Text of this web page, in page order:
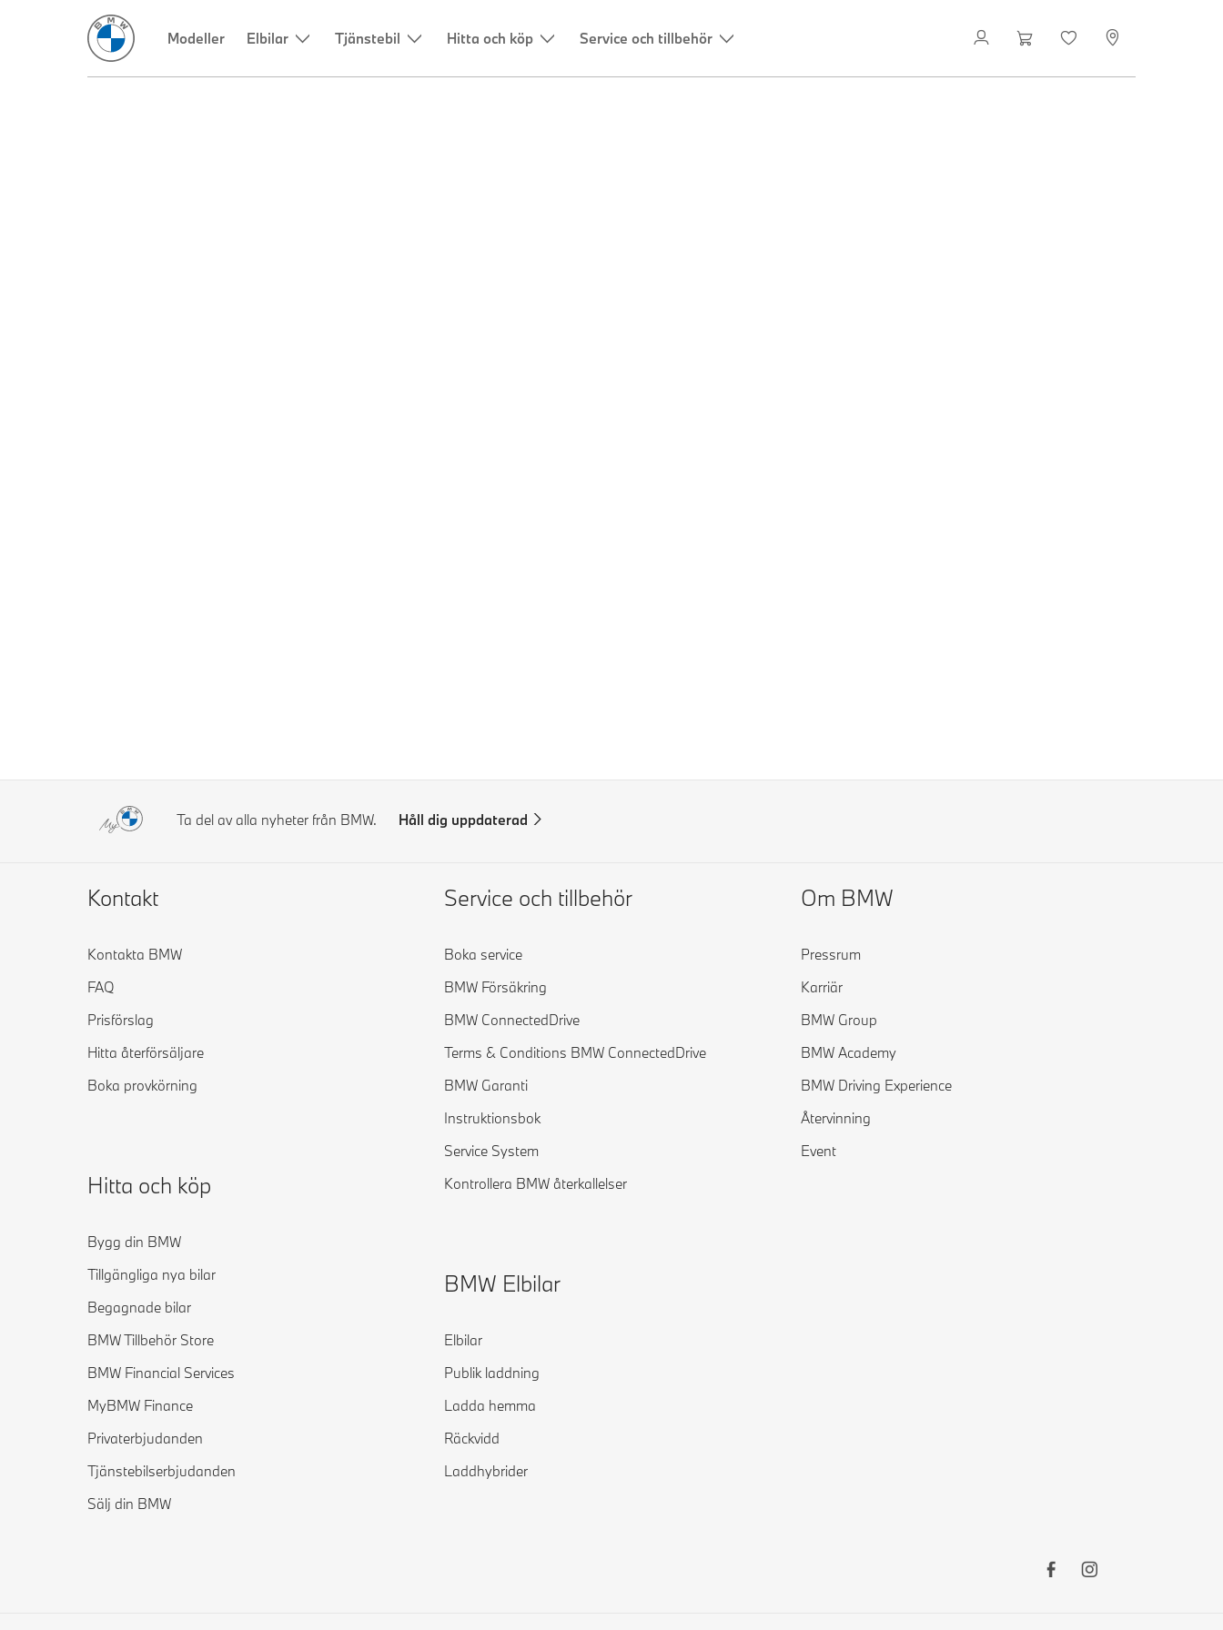
Modeller Elbilar Tjänstebil Hitta och köp Service och tillbehör
Ta del av alla nyheter från BMW. Håll dig uppdaterad
Kontakt
Kontakta BMW
FAQ
Prisförslag
Hitta återförsäljare
Boka provkörning
Hitta och köp
Bygg din BMW
Tillgängliga nya bilar
Begagnade bilar
BMW Tillbehör Store
BMW Financial Services
MyBMW Finance
Privaterbjudanden
Tjänstebilserbjudanden
Sälj din BMW
Service och tillbehör
Boka service
BMW Försäkring
BMW ConnectedDrive
Terms & Conditions BMW ConnectedDrive
BMW Garanti
Instruktionsbok
Service System
Kontrollera BMW återkallelser
BMW Elbilar
Elbilar
Publik laddning
Ladda hemma
Räckvidd
Laddhybrider
Om BMW
Pressrum
Karriär
BMW Group
BMW Academy
BMW Driving Experience
Återvinning
Event